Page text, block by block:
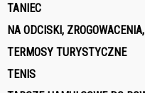
TANIEC
NA ODCISKI,
TERMOSY TURYSTYCZNE
TENIS